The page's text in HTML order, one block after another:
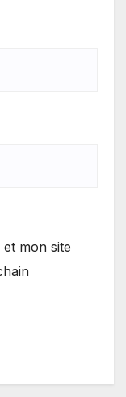
mon site